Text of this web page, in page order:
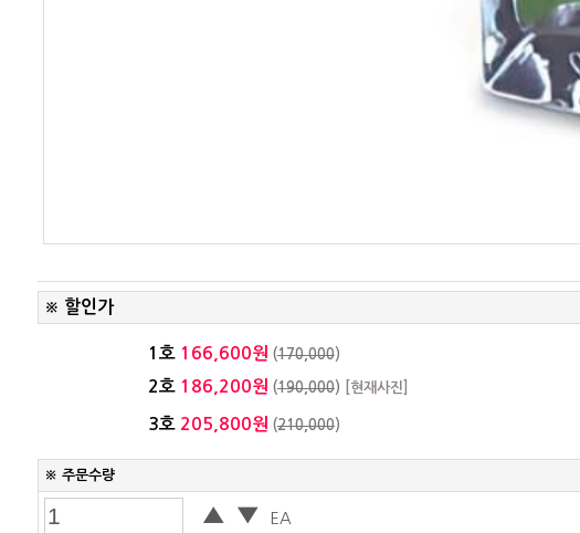
※ 할인가
1호 166,600원 (170,000)
2호 186,200원 (190,000) [현재사진]
3호 205,800원 (210,000)
※ 주문수량
▲ ▼ EA